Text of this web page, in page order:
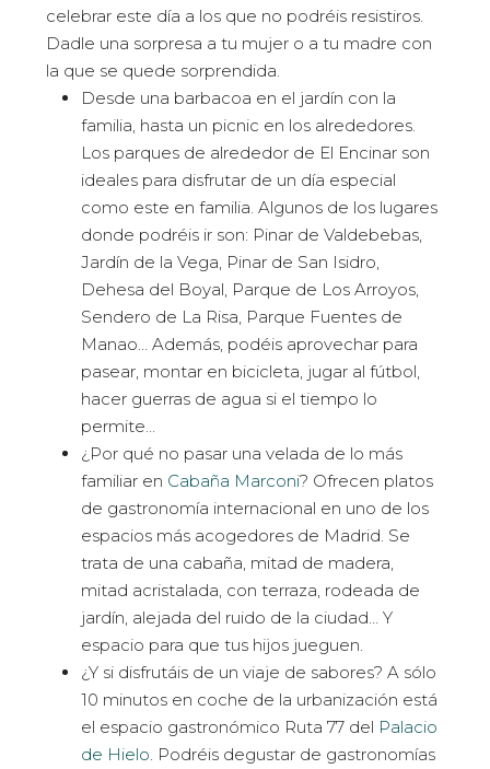
celebrar este día a los que no podréis resistiros.
Dadle una sorpresa a tu mujer o a tu madre con
la que se quede sorprendida.
Desde una barbacoa en el jardín con la
familia, hasta un picnic en los alrededores.
Los parques de alrededor de El Encinar son
ideales para disfrutar de un día especial
como este en familia. Algunos de los lugares
donde podréis ir son: Pinar de Valdebebas,
Jardín de la Vega, Pinar de San Isidro,
Dehesa del Boyal, Parque de Los Arroyos,
Sendero de La Risa, Parque Fuentes de
Manao… Además, podéis aprovechar para
pasear, montar en bicicleta, jugar al fútbol,
hacer guerras de agua si el tiempo lo
permite…
¿Por qué no pasar una velada de lo más
familiar en Cabaña Marconi? Ofrecen platos
de gastronomía internacional en uno de los
espacios más acogedores de Madrid. Se
trata de una cabaña, mitad de madera,
mitad acristalada, con terraza, rodeada de
jardín, alejada del ruido de la ciudad… Y
espacio para que tus hijos jueguen.
¿Y si disfrutáis de un viaje de sabores? A sólo
10 minutos en coche de la urbanización está
el espacio gastronómico Ruta 77 del Palacio
de Hielo. Podréis degustar de gastronomías